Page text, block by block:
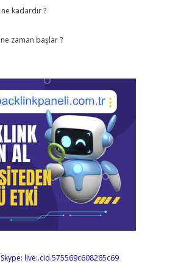
kadardır ?
zaman başlar ?
Skype: live:.cid.575569c608265c69